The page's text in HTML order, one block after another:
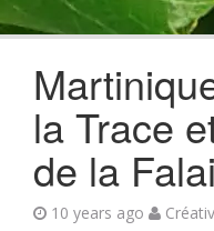
Skip
to
la Trace
de la
10 years ago